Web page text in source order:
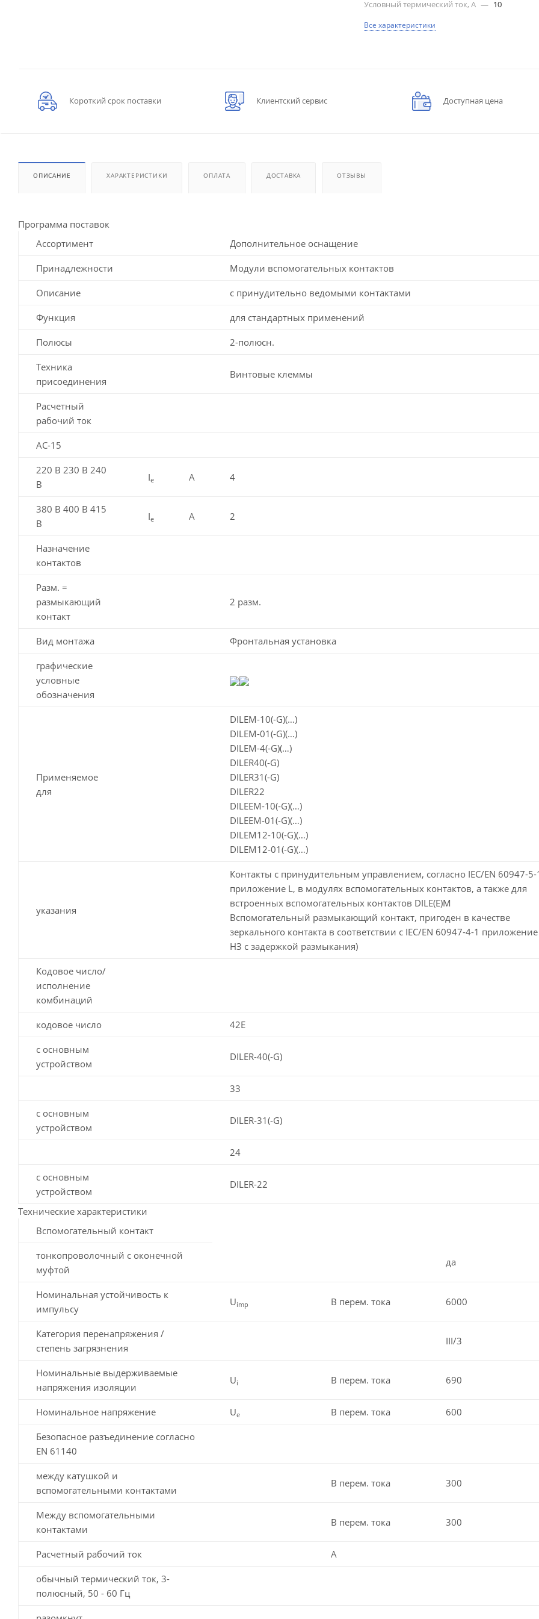
Условный термический ток, А — 10
Все характеристики
Короткий срок поставки Клиентский сервис Доступная цена
ОПИСАНИЕ ХАРАКТЕРИСТИКИ ОПЛАТА ДОСТАВКА ОТЗЫВЫ
Программа поставок
Ассортимент
Дополнительное оснащение
Принадлежности Модули вспомогательных контактов
Описание с принудительно ведомыми контактами
Функция для стандартных применений
Полюсы 2-полюсн.
Техника
присоединения
Винтовые клеммы
Расчетный
рабочий ток
AC-15
220 В 230 В 240
В
Ie A 4
380 В 400 В 415
В
Ie A 2
Назначение
контактов
Разм. =
размыкающий
контакт
2 разм.
Вид монтажа Фронтальная установка
графические
условные
обозначения
Применяемое
для
DILEM-10(-G)(…)
DILEM-01(-G)(…)
DILEM-4(-G)(…)
DILER40(-G)
DILER31(-G)
DILER22
DILEEM-10(-G)(…)
DILEEM-01(-G)(…)
DILEM12-10(-G)(…)
DILEM12-01(-G)(…)
указания
Контакты с принудительным управлением, согласно IEC/EN 60947-5-
приложение L, в модулях вспомогательных контактов, а также для
встроенных вспомогательных контактов DILE(E)M
Вспомогательный размыкающий контакт, пригоден в качестве
зеркального контакта в соответствии с IEC/EN 60947-4-1
НЗ с задержкой размыкания)
Кодовое число/
исполнение
комбинаций
кодовое число 42E
с основным
устройством
DILER-40(-G)
33
с основным
устройством
DILER-31(-G)
24
с основным
устройством
DILER-22
Технические характеристики
Вспомогательный контакт
тонкопроволочный с оконечной
муфтой
да
Номинальная устойчивость к
импульсу
Uimp В перем. тока 6000
Категория перенапряжения /
степень загрязнения
III/3
Номинальные выдерживаемые
напряжения изоляции
Ui В перем. тока 690
Номинальное напряжение Ue В перем. тока 600
Безопасное разъединение согласно
EN 61140
между катушкой и
вспомогательными контактами
В перем. тока 300
Между вспомогательными
контактами
В перем. тока 300
Расчетный рабочий ток A
обычный термический ток, 3-
полюсный, 50 - 60 Гц